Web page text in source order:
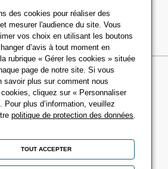
des cookies pour réaliser des
mesurer l'audience du site. Vous
vos choix en utilisant les boutons
d’avis à tout moment en
rubrique « Gérer les cookies » située
page de notre site. Si vous
savoir plus sur comment nous
cliquez sur « Personnaliser
Pour plus d’information, veuillez
politique de protection des données.
TOUT ACCEPTER